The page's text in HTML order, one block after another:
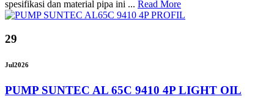
spesifikasi dan material pipa ini ... Read More
29
Jul2026
PUMP SUNTEC AL 65C 9410 4P LIGHT OIL